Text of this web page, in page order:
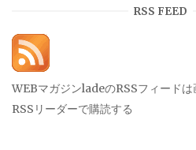
RSS FEED
WEBマガジンladeのRSSフィードは
RSSリーダーで購読する